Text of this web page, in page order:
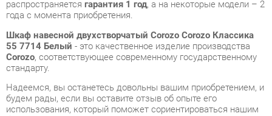
стандарту.
Надеемся, вы останетесь довольны вашим приобретением, и
будем рады, если вы оставите отзыв об опыте его
использования, который поможет сориентироваться нашим
будущим покупателям.
Кроме формы
консультацию, фото и видеообзор продукции вы можете по
e-mail, телефону в Екатеринбурге и через мессенджеры
Telegram и WhatsApp.